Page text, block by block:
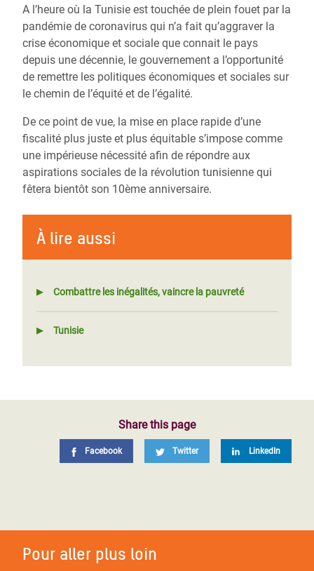
A l’heure où la Tunisie est touchée de plein fouet par la
pandémie de coronavirus qui n’a fait qu’aggraver la
crise économique et sociale que connait le pays
depuis une décennie, le gouvernement a l’opportunité
de remettre les politiques économiques et sociales sur
le chemin de l’équité et de l’égalité.
De ce point de vue, la mise en place rapide d’une
fiscalité plus juste et plus équitable s’impose comme
une impérieuse nécessité afin de répondre aux
aspirations sociales de la révolution tunisienne qui
fêtera bientôt son 10ème anniversaire.
À lire aussi
Combattre les inégalités, vaincre la pauvreté
Tunisie
Share this page
Facebook Twitter LinkedIn
Pour aller plus loin